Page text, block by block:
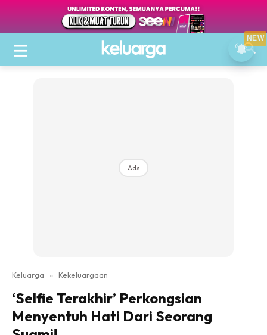
Ads
Keluarga » Kekeluargaan
‘Selfie Terakhir’ Perkongsian
Menyentuh Hati Dari Seorang
NEW